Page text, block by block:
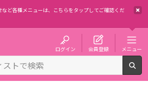
ど各種メニューは、
こちらをタップしてご確認くだ
ログイン 会員登録 メニュー